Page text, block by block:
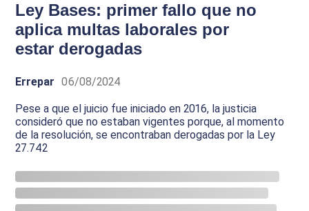
Ley Bases: primer fallo que no
aplica multas laborales por
estar derogadas
Errepar 06/08/2024
Pese a que el juicio fue iniciado en 2016, la justicia
consideró que no estaban vigentes porque, al momento
de la resolución, se encontraban derogadas por la Ley
27.742